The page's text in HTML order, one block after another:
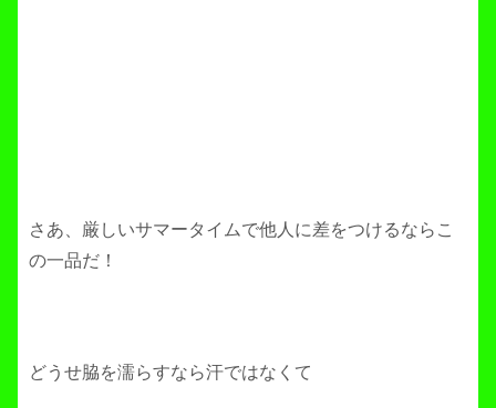
さあ、厳しいサマータイムで他人に差をつけるならこ
の一品だ！
どうせ脇を濡らすなら汗ではなくて